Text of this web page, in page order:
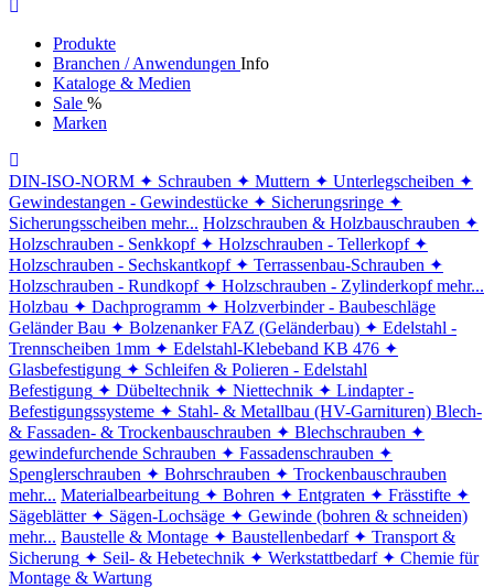
Produkte
Branchen / Anwendungen Info
Kataloge & Medien
Sale %
Marken
DIN-ISO-NORM ✦ Schrauben ✦ Muttern ✦ Unterlegscheiben ✦
Gewindestangen - Gewindestücke ✦ Sicherungsringe ✦
Sicherungsscheiben mehr... Holzschrauben & Holzbauschrauben ✦
Holzschrauben - Senkkopf ✦ Holzschrauben - Tellerkopf ✦
Holzschrauben - Sechskantkopf ✦ Terrassenbau-Schrauben ✦
Holzschrauben - Rundkopf ✦ Holzschrauben - Zylinderkopf mehr...
Holzbau ✦ Dachprogramm ✦ Holzverbinder - Baubeschläge
Geländer Bau ✦ Bolzenanker FAZ (Geländerbau) ✦ Edelstahl -
Trennscheiben 1mm ✦ Edelstahl-Klebeband KB 476 ✦
Glasbefestigung ✦ Schleifen & Polieren - Edelstahl
Befestigung ✦ Dübeltechnik ✦ Niettechnik ✦ Lindapter -
Befestigungssysteme ✦ Stahl- & Metallbau (HV-Garnituren) Blech-
& Fassaden- & Trockenbauschrauben ✦ Blechschrauben ✦
gewindefurchende Schrauben ✦ Fassadenschrauben ✦
Spenglerschrauben ✦ Bohrschrauben ✦ Trockenbauschrauben
mehr... Materialbearbeitung ✦ Bohren ✦ Entgraten ✦ Frässtifte ✦
Sägeblätter ✦ Sägen-Lochsäge ✦ Gewinde (bohren & schneiden)
mehr... Baustelle & Montage ✦ Baustellenbedarf ✦ Transport &
Sicherung ✦ Seil- & Hebetechnik ✦ Werkstattbedarf ✦ Chemie für
Montage & Wartung